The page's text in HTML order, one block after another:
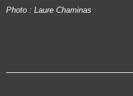
Photo : Laure Chaminas